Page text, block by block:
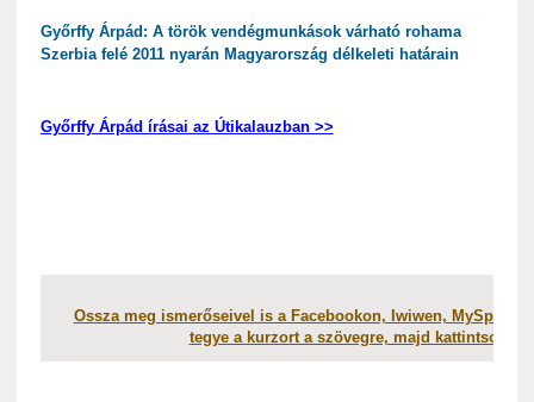
Győrffy Árpád: A török vendégmunkások várható rohama
Szerbia felé 2011 nyarán Magyarország délkeleti határain
Győrffy Árpád írásai az Útikalauzban >>
Ossza meg ismerőseivel is a Facebookon, Iwiwen,
tegye a kurzort a szövegre, majd kattintson a